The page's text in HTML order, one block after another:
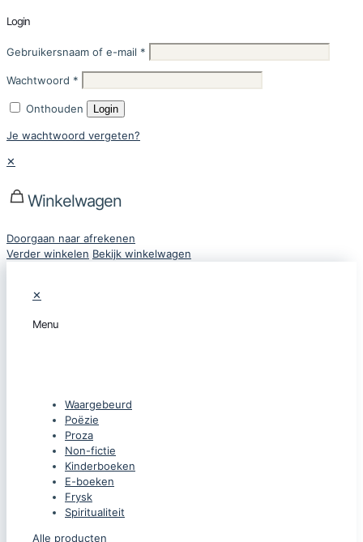
Login
Gebruikersnaam of e-mail *
Wachtwoord *
Onthouden Login
Je wachtwoord vergeten?
✕
Winkelwagen
Doorgaan naar afrekenen
Verder winkelen Bekijk winkelwagen
✕
Menu
Waargebeurd
Poëzie
Proza
Non-fictie
Kinderboeken
E-boeken
Frysk
Spiritualiteit
Alle producten